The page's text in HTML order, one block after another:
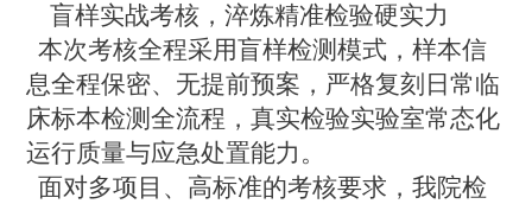
盲样实战考核，淬炼精准检验硬实力
本次考核全程采用盲样检测模式，样本信
息全程保密、无提前预案，严格复刻日常临
床标本检测全流程，真实检验实验室常态化
运行质量与应急处置能力。
面对多项目、高标准的考核要求，我院检